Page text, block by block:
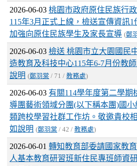
2026-06-03 桃園市政府原住民族行
115年3月正式上線，檢送宣傳資訊
加強向原住民族學生及家長宣導 (鄭
2026-06-03 檢送 桃園市立大園國民
造教育及科技中心115年6-7月份教
說明 (鄭羽棠 / 71 / 教務處)
2026-06-03 有關114學年度第二學
導團藝術領域分團(以下稱本團)國
類跨校學習社群工作坊。敬邀貴校
如說明 (鄭羽棠 / 42 / 教務處)
2026-06-01 轉知教育部委請國家教
人基本教育研習班新住民專班師資